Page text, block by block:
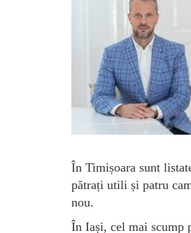
În Timișoara sunt
pătrați utili și patru
nou.
În Iași, cel mai scump